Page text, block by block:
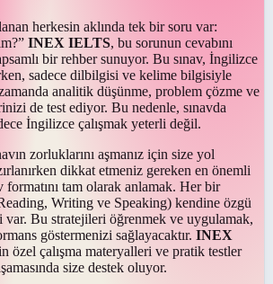
herkesin aklında tek bir soru var:
INEX IELTS, bu sorunun cevabını
bir rehber sunuyor. Bu sınav, İngilizce
sadece dilbilgisi ve kelime bilgisiyle
zamanda analitik düşünme, problem çözme ve
de test ediyor. Bu nedenle, sınavda
İngilizce çalışmak yeterli değil.
zorluklarını aşmanız için size yol
dikkat etmeniz gereken en önemli
formatını tam olarak anlamak. Her bir
Writing ve Speaking) kendine özgü
Bu stratejileri öğrenmek ve uygulamak,
göstermenizi sağlayacaktır. INEX
özel çalışma materyalleri ve pratik testler
size destek oluyor.